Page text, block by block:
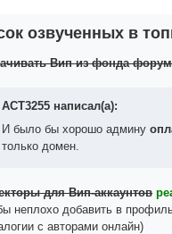
озвученных в
Вип из фонда
ACT3255 написал(а):
И было бы хорошо админу
только домен.
для Вип-аккаунтов
неплохо добавить в
с авторами онлайн)